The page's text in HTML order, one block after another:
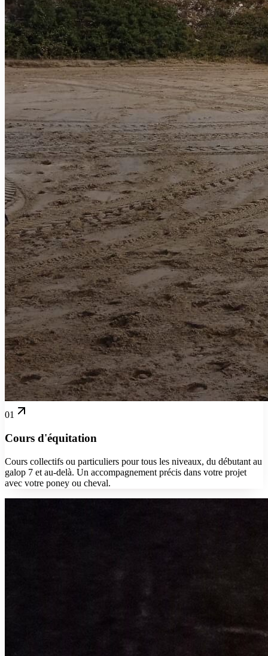
01
Cours d'équitation
Cours collectifs ou particuliers pour tous les niveaux, du débutant au
galop 7 et au-delà. Un accompagnement précis dans votre projet
avec votre poney ou cheval.